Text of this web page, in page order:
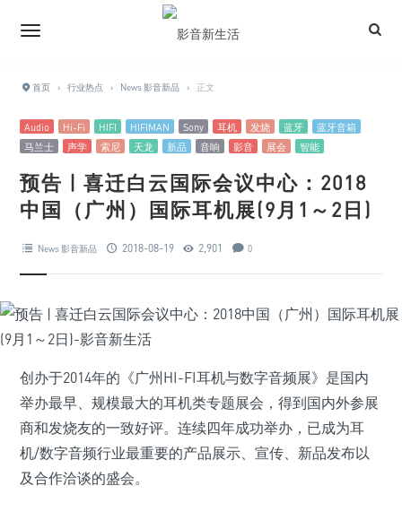
首页 › 行业热点 › News 影音新品 › 正文
Audio Hi-Fi HIFI HIFIMAN Sony 耳机 发烧 蓝牙
蓝牙音箱
马兰士
声学 索尼 天龙 新品 音响 影音 展会 智能
预告 | 喜迁白云国际会议中心：2018
中国（广州）国际耳机展(9月1～2日)
News 影音新品 2018-08-19 2,901 0
创办于2014年的《广州HI-FI耳机与数字音频展》是国内
举办最早、规模最大的耳机类专题展会，得到国内外参展
商和发烧友的一致好评。连续四年成功举办，已成为耳
机/数字音频行业最重要的产品展示、宣传、新品发布以
及合作洽谈的盛会。